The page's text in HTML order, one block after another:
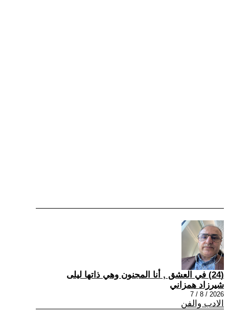
(24) في العشق , أنا المجنون وهي ذاتها ليلى
شيرزاد همزاني
2026 / 8 / 7
الادب والفن